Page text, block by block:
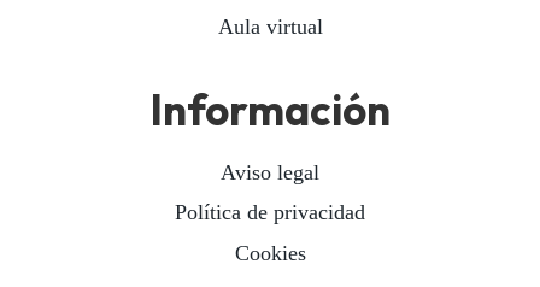
Aula virtual
Información
Aviso legal
Política de privacidad
Cookies